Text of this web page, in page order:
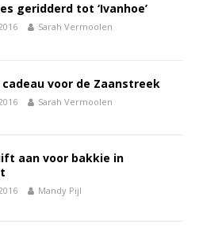
geridderd tot ‘Ivanhoe’
Sarah Vermoolen
voor de Zaanstreek
Sarah Vermoolen
aan voor bakkie in
Mandy Pijl